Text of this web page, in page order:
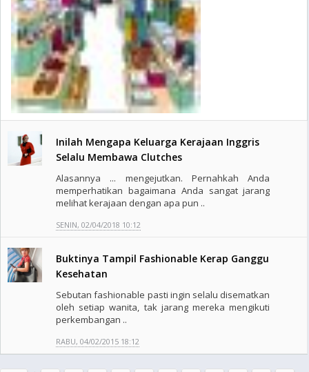
Inilah Mengapa Keluarga Kerajaan Inggris
Selalu Membawa Clutches
Alasannya ... mengejutkan. Pernahkah Anda
memperhatikan bagaimana Anda sangat jarang
melihat kerajaan dengan apa pun ..
SENIN, 02/04/2018 10:12
Buktinya Tampil Fashionable Kerap Ganggu
Kesehatan
Sebutan fashionable pasti ingin selalu disematkan
oleh setiap wanita, tak jarang mereka mengikuti
perkembangan ..
RABU, 04/02/2015 18:12